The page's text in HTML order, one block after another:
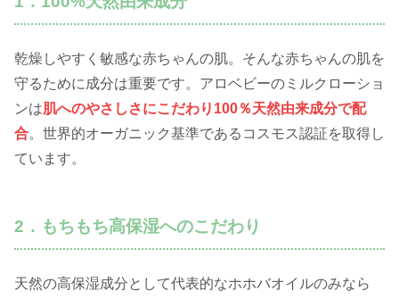
乾燥しやすく敏感な赤ちゃんの肌。そんな赤ちゃんの肌を
守るために成分は重要です。アロベビーのミルクローショ
ンは肌へのやさしさにこだわり100％天然由来成分で配
合。世界的オーガニック基準であるコスモス認証を取得し
ています。
2．もちもち高保湿へのこだわり
天然の高保湿成分として代表的なホホバオイルのみなら